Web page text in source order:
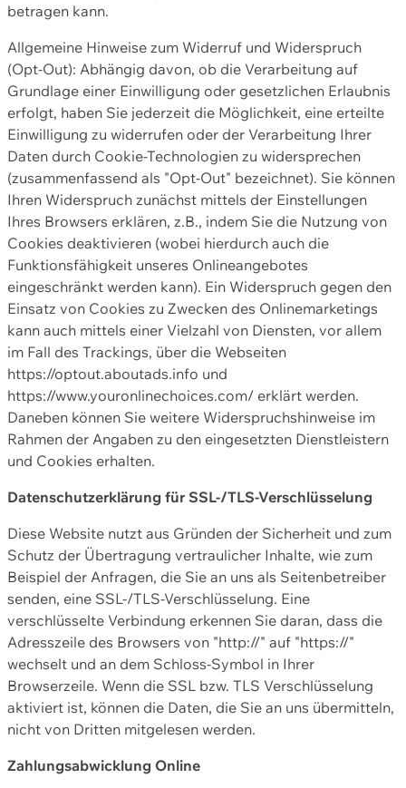
betragen kann.
Allgemeine Hinweise zum Widerruf und Widerspruch
(Opt-Out): Abhängig davon, ob die Verarbeitung auf
Grundlage einer Einwilligung oder gesetzlichen Erlaubnis
erfolgt, haben Sie jederzeit die Möglichkeit, eine erteilte
Einwilligung zu widerrufen oder der Verarbeitung Ihrer
Daten durch Cookie-Technologien zu widersprechen
(zusammenfassend als "Opt-Out" bezeichnet). Sie können
Ihren Widerspruch zunächst mittels der Einstellungen
Ihres Browsers erklären, z.B., indem Sie die Nutzung von
Cookies deaktivieren (wobei hierdurch auch die
Funktionsfähigkeit unseres Onlineangebotes
eingeschränkt werden kann). Ein Widerspruch gegen den
Einsatz von Cookies zu Zwecken des Onlinemarketings
kann auch mittels einer Vielzahl von Diensten, vor allem
im Fall des Trackings, über die Webseiten
https://optout.aboutads.info und
https://www.youronlinechoices.com/ erklärt werden.
Daneben können Sie weitere Widerspruchshinweise im
Rahmen der Angaben zu den eingesetzten Dienstleistern
und Cookies erhalten.
Datenschutzerklärung für SSL-/TLS-Verschlüsselung
Diese Website nutzt aus Gründen der Sicherheit und zum
Schutz der Übertragung vertraulicher Inhalte, wie zum
Beispiel der Anfragen, die Sie an uns als Seitenbetreiber
senden, eine SSL-/TLS-Verschlüsselung. Eine
verschlüsselte Verbindung erkennen Sie daran, dass die
Adresszeile des Browsers von "http://" auf "https://"
wechselt und an dem Schloss-Symbol in Ihrer
Browserzeile. Wenn die SSL bzw. TLS Verschlüsselung
aktiviert ist, können die Daten, die Sie an uns übermitteln,
nicht von Dritten mitgelesen werden.
Zahlungsabwicklung Online